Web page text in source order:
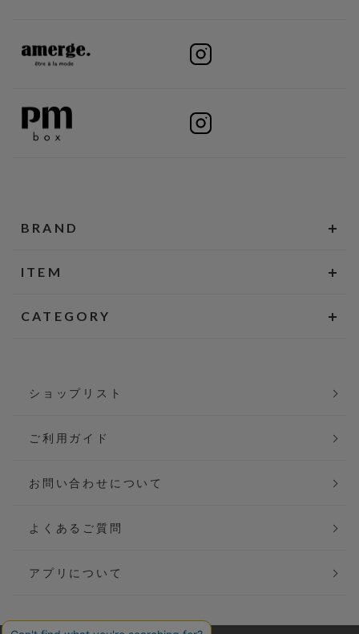
BRAND
ITEM
CATEGORY
ショップリスト
ご利用ガイド
お問い合わせについて
よくあるご質問
アプリについて